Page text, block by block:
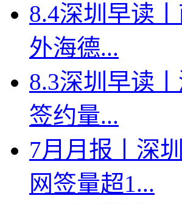
8.4深圳早读
外海德...
8.3深圳早读
签约量...
7月月报丨深
网签量超1...